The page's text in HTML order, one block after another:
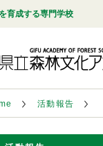
育成する専門学校
活動報告